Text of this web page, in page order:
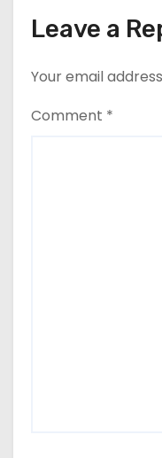
i
n
Leave a
Your email
Comment *